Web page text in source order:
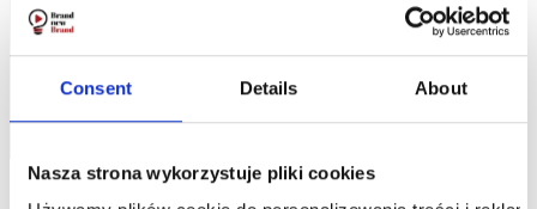
Consent Details About
Nasza strona wykorzystuje pliki cookies
*Pamiętaj: forma przekazu zawsze musi być dostosowana do